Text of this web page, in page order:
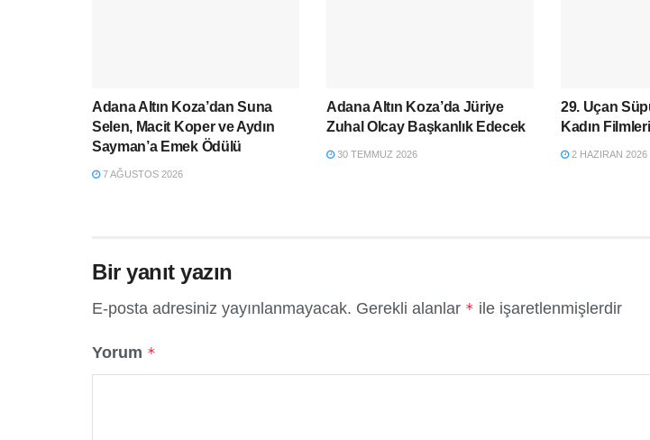
Adana Altın Koza’dan Suna
Selen, Macit Koper ve Aydın
Sayman’a Emek Ödülü
7 AĞUSTOS 2026
Adana Altın Koza’da Jüriye
Zuhal Olcay Başkanlık Edecek
30 TEMMUZ 2026
29. Uçan
Kadın
2 HAZIRAN 2026
Bir yanıt yazın
E-posta adresiniz yayınlanmayacak. Gerekli alanlar * ile işaretlenmişlerdir
Yorum *